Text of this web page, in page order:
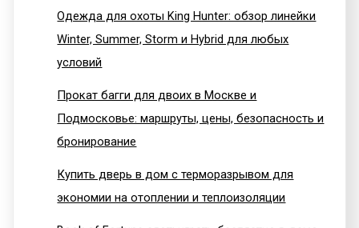
Одежда для охоты King Hunter: обзор линейки
Winter, Summer, Storm и Hybrid для любых
условий
Прокат багги для двоих в Москве и
Подмосковье: маршруты, цены, безопасность и
бронирование
Купить дверь в дом с терморазрывом для
экономии на отоплении и теплоизоляции